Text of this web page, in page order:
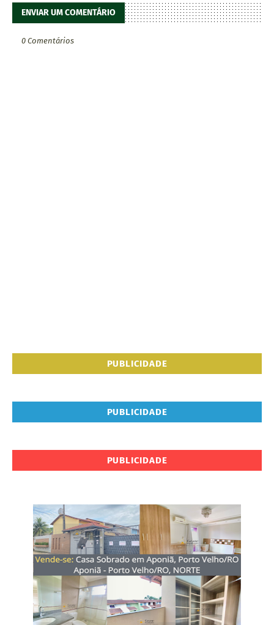
ENVIAR UM COMENTÁRIO
0 Comentários
PUBLICIDADE
PUBLICIDADE
PUBLICIDADE